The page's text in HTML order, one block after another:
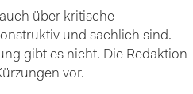
über kritische
und sachlich sind.
gibt es nicht. Die Redaktion
vor.